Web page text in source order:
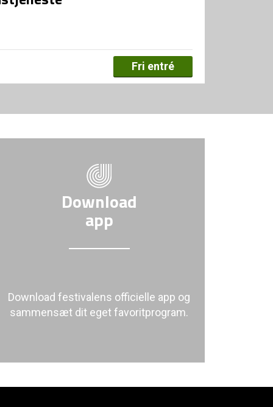
Fri entré
Download
app
Download festivalens officielle app og
sammensæt dit eget favoritprogram.